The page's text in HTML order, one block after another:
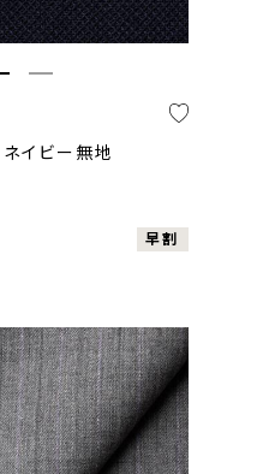
【秋冬】トラベラー ネイビー無地
早割